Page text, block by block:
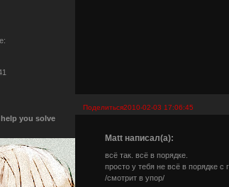
Поделиться2010-02-03 17:06:45
help you solve
Matt написал(а):
всё так. всё в порядке.
просто у тебя не всё в порядке с
/смотрит в упор/